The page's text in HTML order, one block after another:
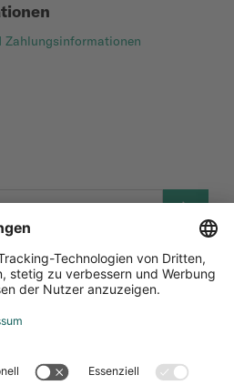
Zahlungsinformationen